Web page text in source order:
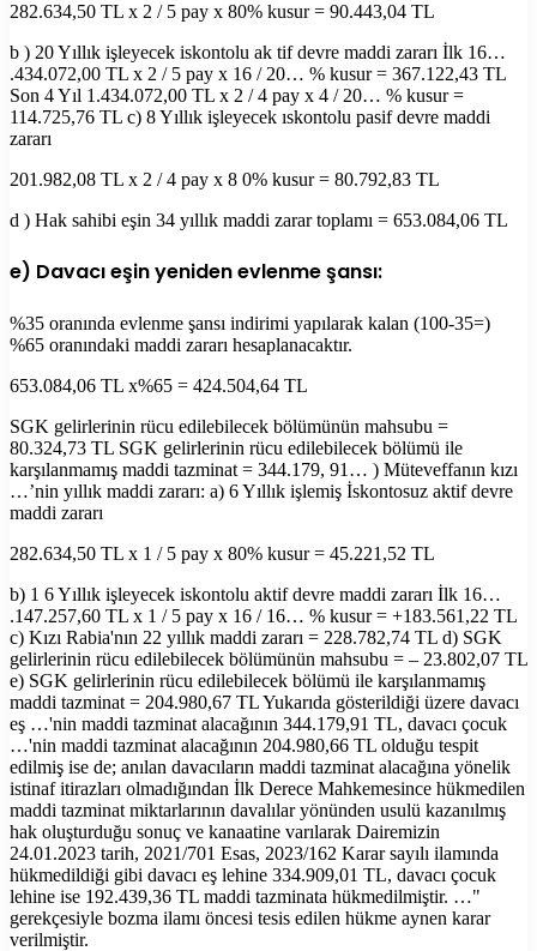
282.634,50 TL x 2 / 5 pay x 80% kusur = 90.443,04 TL
b ) 20 Yıllık işleyecek iskontolu ak tif devre maddi zararı İlk 16…
.434.072,00 TL x 2 / 5 pay x 16 / 20… % kusur = 367.122,43 TL
Son 4 Yıl 1.434.072,00 TL x 2 / 4 pay x 4 / 20… % kusur =
114.725,76 TL c) 8 Yıllık işleyecek ıskontolu pasif devre maddi
zararı
201.982,08 TL x 2 / 4 pay x 8 0% kusur = 80.792,83 TL
d ) Hak sahibi eşin 34 yıllık maddi zarar toplamı = 653.084,06 TL
e) Davacı eşin yeniden evlenme şansı:
%35 oranında evlenme şansı indirimi yapılarak kalan (100-35=)
%65 oranındaki maddi zararı hesaplanacaktır.
653.084,06 TL x%65 = 424.504,64 TL
SGK gelirlerinin rücu edilebilecek bölümünün mahsubu =
80.324,73 TL SGK gelirlerinin rücu edilebilecek bölümü ile
karşılanmamış maddi tazminat = 344.179, 91… ) Müteveffanın kızı
…’nin yıllık maddi zararı: a) 6 Yıllık işlemiş İskontosuz aktif devre
maddi zararı
282.634,50 TL x 1 / 5 pay x 80% kusur = 45.221,52 TL
b) 1 6 Yıllık işleyecek iskontolu aktif devre maddi zararı İlk 16…
.147.257,60 TL x 1 / 5 pay x 16 / 16… % kusur = +183.561,22 TL
c) Kızı Rabia'nın 22 yıllık maddi zararı = 228.782,74 TL d) SGK
gelirlerinin rücu edilebilecek bölümünün mahsubu = – 23.802,07 TL
e) SGK gelirlerinin rücu edilebilecek bölümü ile karşılanmamış
maddi tazminat = 204.980,67 TL Yukarıda gösterildiği üzere davacı
eş …'nin maddi tazminat alacağının 344.179,91 TL, davacı çocuk
…'nin maddi tazminat alacağının 204.980,66 TL olduğu tespit
edilmiş ise de; anılan davacıların maddi tazminat alacağına yönelik
istinaf itirazları olmadığından İlk Derece Mahkemesince hükmedilen
maddi tazminat miktarlarının davalılar yönünden usulü kazanılmış
hak oluşturduğu sonuç ve kanaatine varılarak Dairemizin
24.01.2023 tarih, 2021/701 Esas, 2023/162 Karar sayılı ilamında
hükmedildiği gibi davacı eş lehine 334.909,01 TL, davacı çocuk
lehine ise 192.439,36 TL maddi tazminata hükmedilmiştir. …"
gerekçesiyle bozma ilamı öncesi tesis edilen hükme aynen karar
verilmiştir.